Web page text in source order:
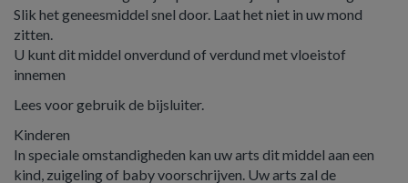
Slik het geneesmiddel snel door. Laat het niet in uw mond
zitten.
U kunt dit middel onverdund of verdund met vloeistof
innemen
Lees voor gebruik de bijsluiter.
Kinderen
In speciale omstandigheden kan uw arts dit middel aan een
kind, zuigeling of baby voorschrijven. Uw arts zal de